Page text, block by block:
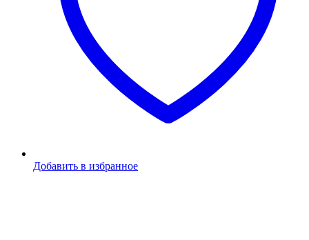
Добавить в избранное